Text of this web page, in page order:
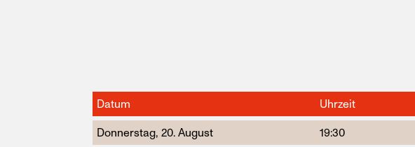
Datum Uhrzeit
Donnerstag, 20. August
19:30